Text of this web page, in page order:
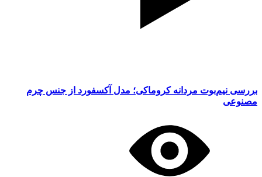
بررسی نیم‌بوت مردانه کروماکی؛ مدل آکسفورد از جنس چرم
مصنوعی